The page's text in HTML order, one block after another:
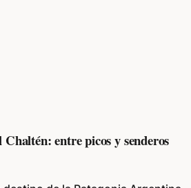
entre picos y senderos